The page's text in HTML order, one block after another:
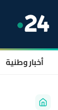
أخبار وطنية